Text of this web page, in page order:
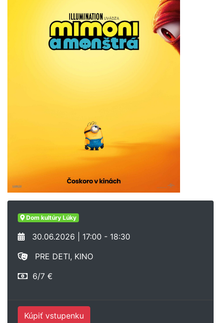
Dom kultúry Lúky
30.06.2026 | 17:00 - 18:30
PRE DETI, KINO
6/7 €
Kúpiť vstupenku